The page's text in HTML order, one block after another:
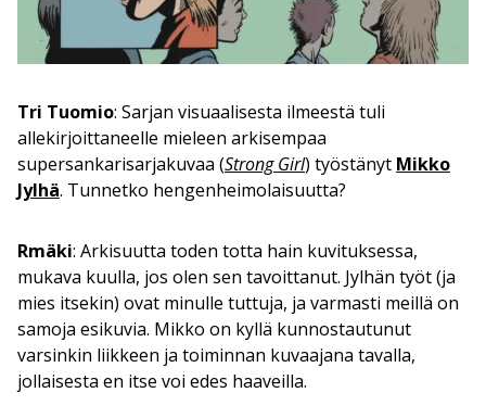
Tri Tuomio: Sarjan visuaalisesta ilmeestä tuli
allekirjoittaneelle mieleen arkisempaa
supersankarisarjakuvaa (Strong Girl) työstänyt Mikko
Jylhä. Tunnetko hengenheimolaisuutta?
Rmäki: Arkisuutta toden totta hain kuvituksessa,
mukava kuulla, jos olen sen tavoittanut. Jylhän työt (ja
mies itsekin) ovat minulle tuttuja, ja varmasti meillä on
samoja esikuvia. Mikko on kyllä kunnostautunut
varsinkin liikkeen ja toiminnan kuvaajana tavalla,
jollaisesta en itse voi edes haaveilla.